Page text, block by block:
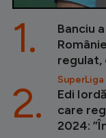
Banciu
regulat,
SuperLiga
1.
Edi
care
2024:
2.